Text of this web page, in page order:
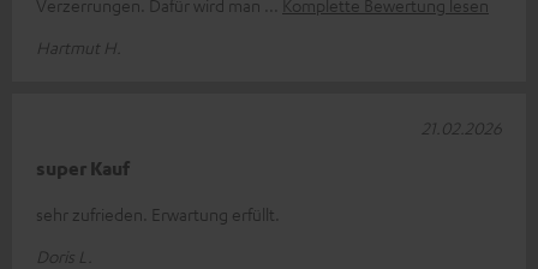
Hartmut H.
super Kauf
sehr zufrieden. Erwartung erfüllt.
Doris L.
21.02.2026